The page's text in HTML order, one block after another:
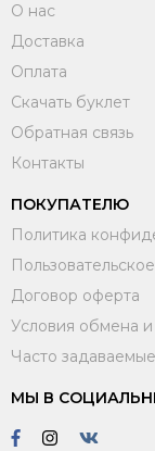
О нас
Доставка
Оплата
Скачать буклет
Обратная связь
Контакты
ПОКУПАТЕЛЮ
Политика
Договор оферта
Условия обмена и
Часто
МЫ В